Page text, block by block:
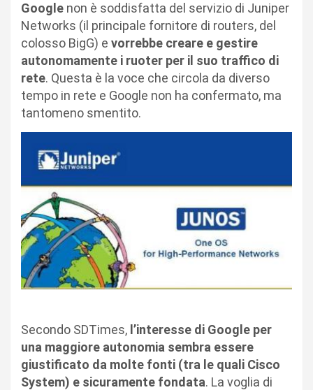
Google non è soddisfatta del servizio di Juniper
Networks (il principale fornitore di routers, del
colosso BigG) e vorrebbe creare e gestire
autonomamente i ruoter per il suo traffico di
rete. Questa è la voce che circola da diverso
tempo in rete e Google non ha confermato, ma
tantomeno smentito.
Secondo SDTimes, l’interesse di Google per
una maggiore autonomia sembra essere
giustificato da molte fonti (tra le quali Cisco
System) e sicuramente fondata. La voglia di